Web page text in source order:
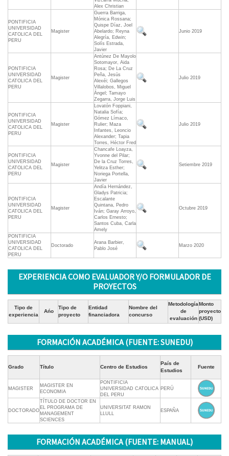
Alex Christian
PONTIFICIA
UNIVERSIDAD
CATOLICA DEL
PERU
Magister
Guerra Barriga,
Mónica Rossana;
Quispe Díaz, Joel
Abelardo; Reyna
Alegría, Edwin;
Solís Estrada,
Javier
Junio 2019
PONTIFICIA
UNIVERSIDAD
CATOLICA DEL
PERU
Magister
Antúnez De Mayolo
Sotomayor, Aida
Rosa; De La Cruz
Peña, Jesús
Alexéi; Gallegos
Villalobos, Miguel
Ángel; Tamayo
Zegarra, Jorge Luis
Julio 2019
PONTIFICIA
UNIVERSIDAD
CATOLICA DEL
PERU
Magister
Lovatón Foppiani,
Natalia Sofía;
Gómez Límaco,
Rulier; Maza
Infantes, Leoncio
Alexander; Tapia
Torres, Héctor Fred
Julio 2019
PONTIFICIA
UNIVERSIDAD
CATOLICA DEL
PERU
Magister
Chancafe Loayza,
Yvonne del Pilar;
De la Cruz Torres,
Yelitza Esther;
Noriega Portella,
Javier
Setiembre 2019
PONTIFICIA
UNIVERSIDAD
CATOLICA DEL
PERU
Magister
Andía Hernández,
Gladys Patricia;
Escalante
Quintana, Pedro
Iván; Garay Arroyo,
Carlos Ernesto;
Santos Cuba, Carla
Amely
Octubre 2019
PONTIFICIA
UNIVERSIDAD
CATOLICA DEL
PERU
Doctorado
Arana Barbier,
Pablo José
Marzo 2020
EXPERIENCIA COMO EVALUADOR Y/O FORMULADOR DE
PROYECTOS
Tipo de
experiencia
Ańo
Tipo de
proyecto
Entidad
financiadora
Nombre del
concurso
Metodología
de
evaluación
Monto
proyecto
(USD)
FORMACIÓN ACADÉMICA (FUENTE: SUNEDU)
Grado Título Centro de Estudios
País de
Estudios
Fuente
MAGISTER
MAGISTER EN
ECONOMIA
PONTIFICIA
UNIVERSIDAD CATOLICA
DEL PERU
PERÚ
DOCTORADO
TÍTULO DE DOCTOR EN
EL PROGRAMA DE
MANAGEMENT
SCIENCES
UNIVERSITAT RAMON
LLULL
ESPAÑA
FORMACIÓN ACADÉMICA (FUENTE: MANUAL)